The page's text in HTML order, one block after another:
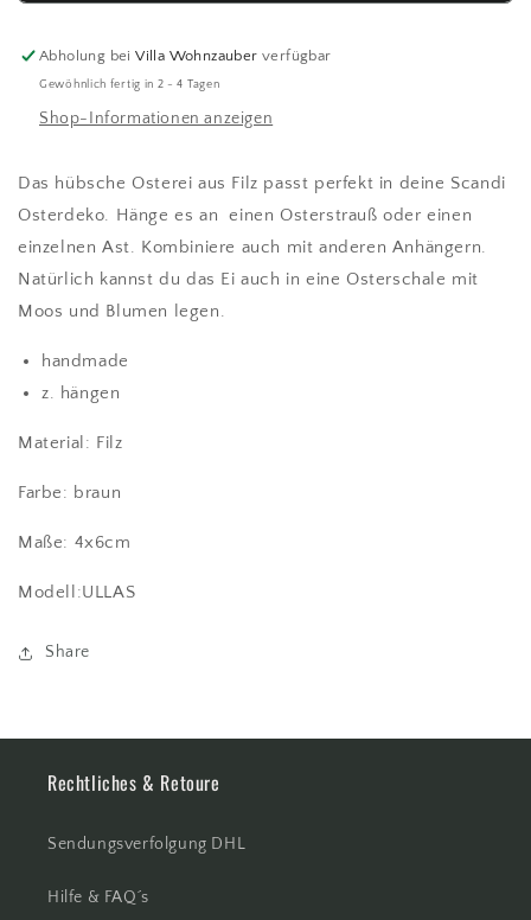
Abholung beiVilla Wohnzauber verfügbar
Gewöhnlich fertig in 2 - 4 Tagen
Shop-Informationen anzeigen
Das hübsche Osterei aus Filz passt perfekt in deine Scandi
Osterdeko. Hänge es an einen Osterstrauß oder einen
einzelnen Ast. Kombiniere auch mit anderen Anhängern.
Natürlich kannst du das Ei auch in eine Osterschale mit
Moos und Blumen legen.
handmade
z. hängen
Material: Filz
Farbe: braun
Maße: 4x6cm
Modell:ULLAS
Share
Rechtliches & Retoure
Sendungsverfolgung DHL
Hilfe & FAQ´s